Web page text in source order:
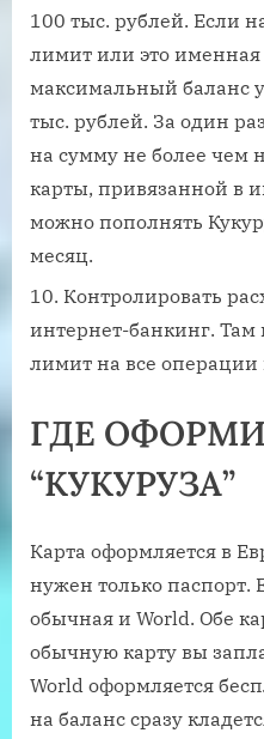
100 тыс. рублей. Если
лимит или это именная
максимальный баланс
тыс. рублей. За один
на сумму не более чем
карты, привязанной в
можно пополнять
месяц.
Контролировать
интернет-банкинг.
лимит на все операции
ГДЕ
“КУКУРУЗА”
Карта оформляется в
нужен только паспорт.
обычная и World. Обе
обычную карту вы
World оформляется
на баланс сразу